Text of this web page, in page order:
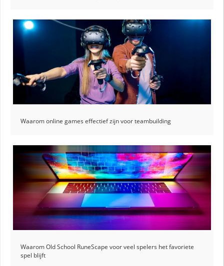
Waarom online games effectief zijn voor teambuilding
Waarom Old School RuneScape voor veel spelers het favoriete
spel blijft